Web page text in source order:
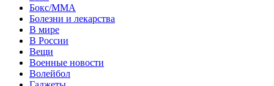
Бокс/MMA
Болезни и лекарства
В мире
В России
Вещи
Военные новости
Волейбол